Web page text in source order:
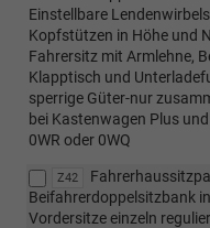
Einstellbare
Kopfstützen in Höhe und
Fahrersitz mit Armlehne,
Klapptisch und
sperrige Güter-nur
bei Kastenwagen Plus
0WR oder 0WQ
Z42
Beifahrerdoppelsitzbank
Vordersitze einzeln